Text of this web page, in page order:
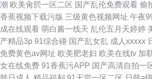
潮 欧美肏屄一区二区 国产乱伦免费观看 偷
香蕉视频下载污版 三级黄色视频网址 午夜
成在线观看 萌白酱一线天 乱伦五月天婷婷
产精品3p 91综合碰 国产乱女乱 成人xxxxx
免费黄色av网址 欧美肥老妇 欧美在线tv 加
女在线免费 91香蕉污APP 国产高清自拍一